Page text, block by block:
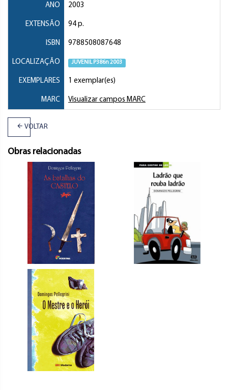
ANO 2003
EXTENSÃO 94 p.
ISBN 9788508087648
LOCALIZAÇÃO JUVENIL P386n 2003
EXEMPLARES 1 exemplar(es)
MARC Visualizar campos MARC
VOLTAR
Obras relacionadas